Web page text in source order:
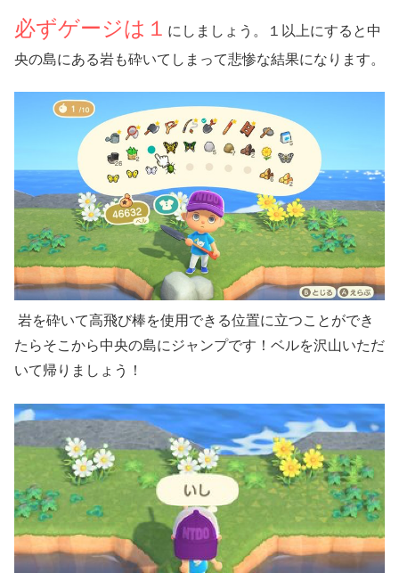
必ずゲージは１ にしましょう。１以上にすると中
央の島にある岩も砕いてしまって悲惨な結果になります。
岩を砕いて高飛び棒を使用できる位置に立つことができ
たらそこから中央の島にジャンプです！ベルを沢山いただ
いて帰りましょう！